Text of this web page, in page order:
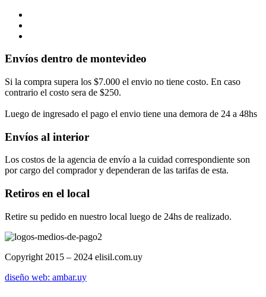
Envíos dentro de montevideo
Si la compra supera los $7.000 el envio no tiene costo. En caso
contrario el costo sera de $250.
Luego de ingresado el pago el envio tiene una demora de 24 a 48hs
Envíos al interior
Los costos de la agencia de envío a la cuidad correspondiente son
por cargo del comprador y dependeran de las tarifas de esta.
Retiros en el local
Retire su pedido en nuestro local luego de 24hs de realizado.
Copyright 2015 – 2024 elisil.com.uy
diseño web: ambar.uy